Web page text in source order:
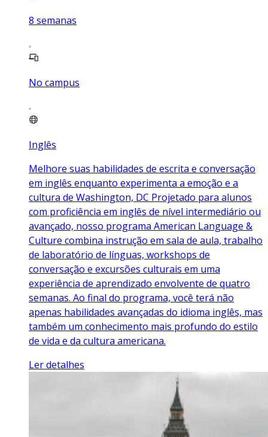
8 semanas
No campus
Inglês
Melhore suas habilidades de escrita e conversação
em inglês enquanto experimenta a emoção e a
cultura de Washington, DC Projetado para alunos
com proficiência em inglês de nível intermediário ou
avançado, nosso programa American Language &
Culture combina instrução em sala de aula, trabalho
de laboratório de línguas, workshops de
conversação e excursões culturais em uma
experiência de aprendizado envolvente de quatro
semanas. Ao final do programa, você terá não
apenas habilidades avançadas do idioma inglês, mas
também um conhecimento mais profundo do estilo
de vida e da cultura americana.
Ler detalhes